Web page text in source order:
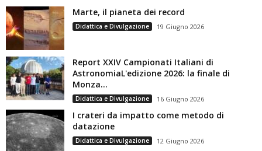
Marte, il pianeta dei record
Didattica e Divulgazione 19 Giugno 2026
Report XXIV Campionati Italiani di
AstronomiaL'edizione 2026: la finale di
Monza...
Didattica e Divulgazione 16 Giugno 2026
I crateri da impatto come metodo di
datazione
Didattica e Divulgazione 12 Giugno 2026